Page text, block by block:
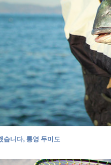
습니다, 통영 두미도